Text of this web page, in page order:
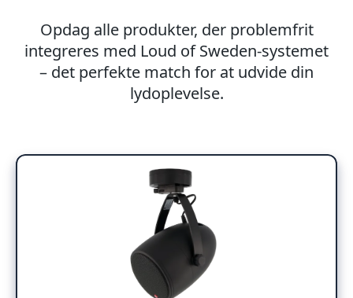
Opdag alle produkter, der problemfrit
integreres med Loud of Sweden-systemet
– det perfekte match for at udvide din
lydoplevelse.